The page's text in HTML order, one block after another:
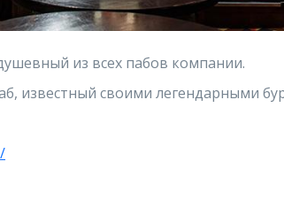
из всех пабов компании.
известный своими легендарными